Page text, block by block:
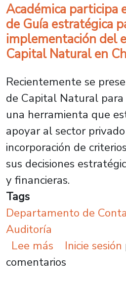
Académica participa
de Guía estratégica
implementación del
Capital Natural en
Recientemente se
de Capital Natural para
una herramienta que
apoyar al sector
incorporación de
sus decisiones
y financieras.
Tags
Departamento de
Auditoría
Lee más sobre
Inicie sesión
comentarios